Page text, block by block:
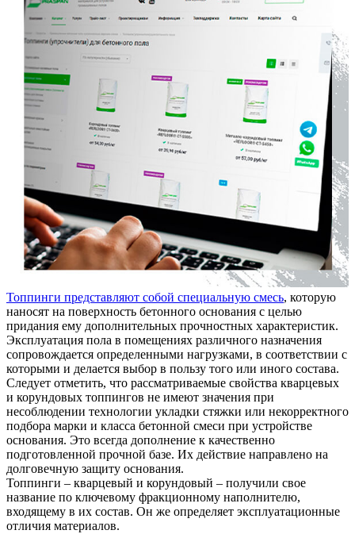
Топпинги представляют собой специальную смесь, которую
наносят на поверхность бетонного основания с целью
придания ему дополнительных прочностных характеристик.
Эксплуатация пола в помещениях различного назначения
сопровождается определенными нагрузками, в соответствии с
которыми и делается выбор в пользу того или иного состава.
Следует отметить, что рассматриваемые свойства кварцевых
и корундовых топпингов не имеют значения при
несоблюдении технологии укладки стяжки или некорректного
подбора марки и класса бетонной смеси при устройстве
основания. Это всегда дополнение к качественно
подготовленной прочной базе. Их действие направлено на
долговечную защиту основания.
Топпинги – кварцевый и корундовый – получили свое
название по ключевому фракционному наполнителю,
входящему в их состав. Он же определяет эксплуатационные
отличия материалов.